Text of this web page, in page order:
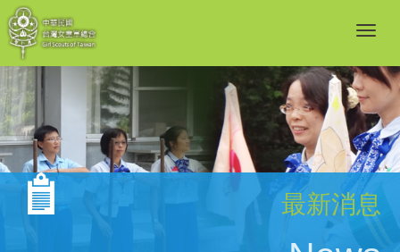
最新消息